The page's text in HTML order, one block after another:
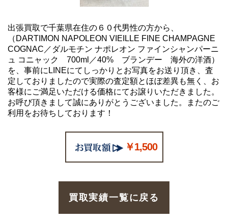
出張買取で千葉県在住の６０代男性の方から、
（DARTIMON NAPOLEON VIEILLE FINE CHAMPAGNE
COGNAC／ダルモチン ナポレオン ファインシャンパーニ
ュ コニャック 700ml／40% ブランデー 海外の洋酒）
を、事前にLINEにてしっかりとお写真をお送り頂き、査
定しておりましたので実際の査定額とほぼ差異も無く、お
客様にご満足いただける価格にてお譲りいただきました。
お呼び頂きまして誠にありがとうございました。またのご
利用をお待ちしております！
￥1,500
買取実績一覧に戻る